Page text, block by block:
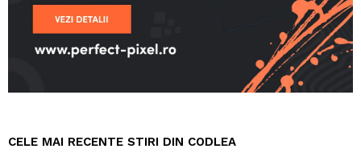
CELE MAI RECENTE STIRI DIN CODLEA